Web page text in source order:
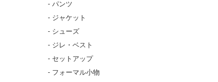
- パンツ
- ジャケット
- シューズ
- ジレ・ベスト
- セットアップ
- フォーマル小物